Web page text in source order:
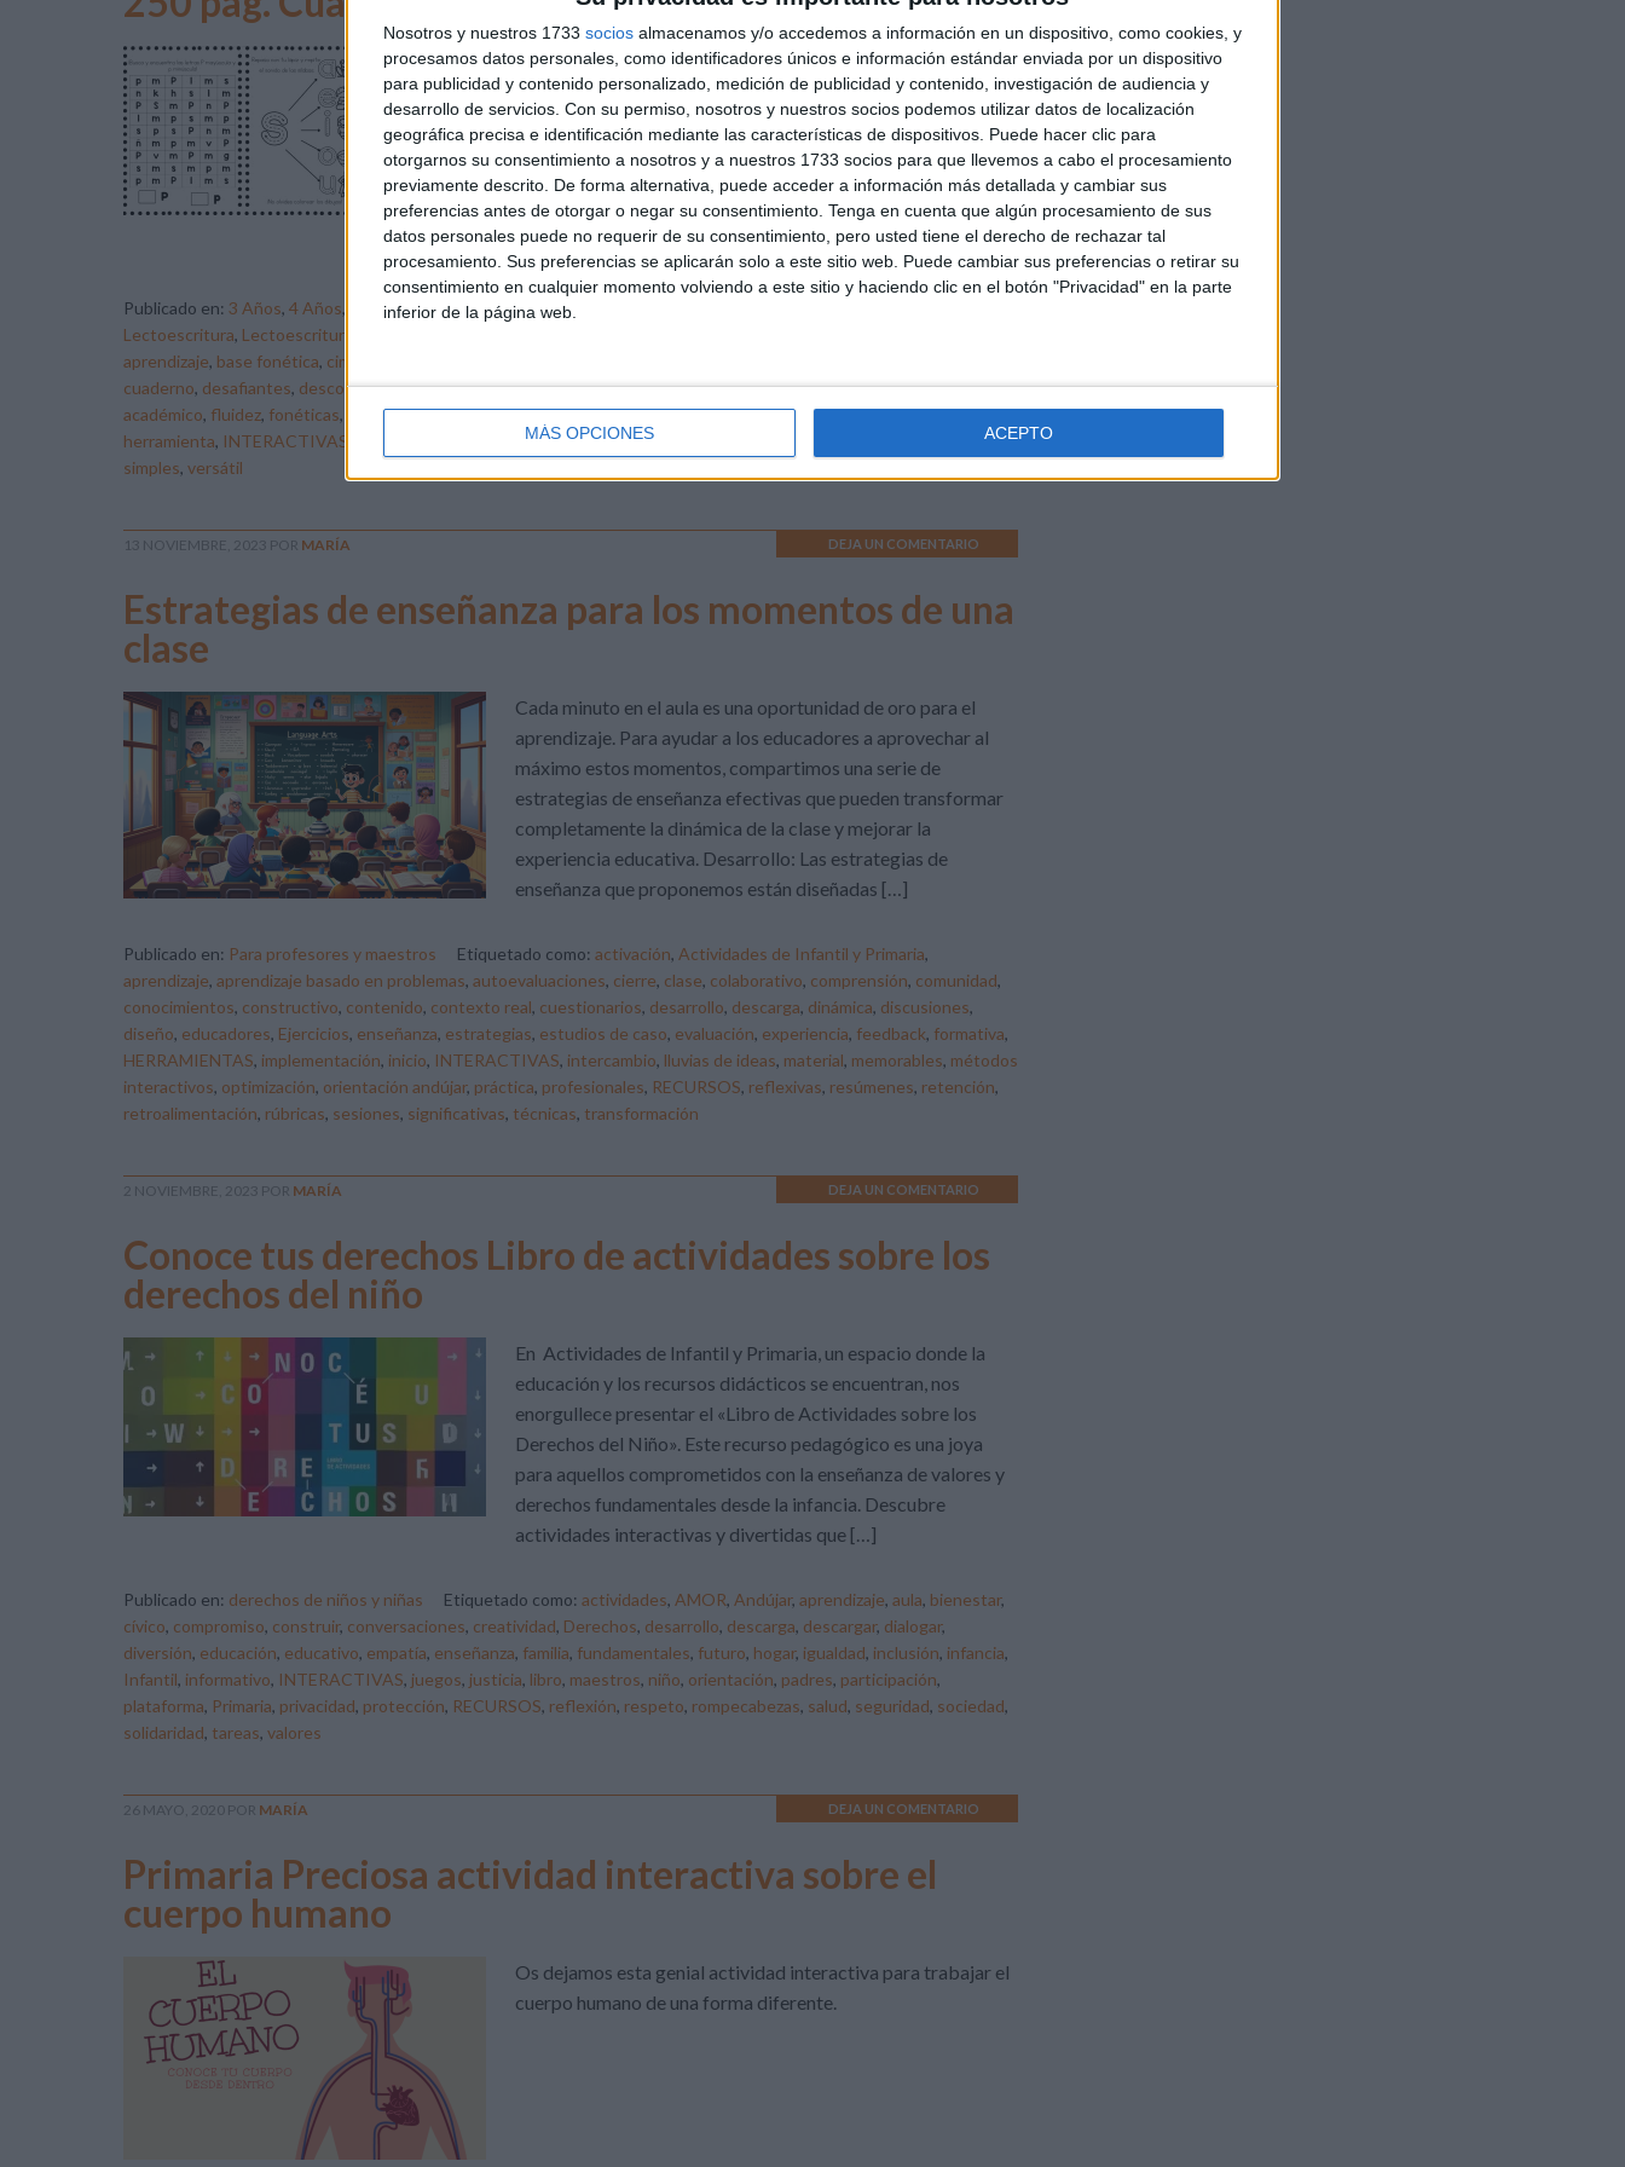
Nosotros y nuestros 1733 socios almacenamos y/o accedemos a información en un dispositivo, como cookies, y
procesamos datos personales, como identificadores únicos e información estándar enviada por un dispositivo
para publicidad y contenido personalizado, medición de publicidad y contenido, investigación de audiencia y
desarrollo de servicios. Con su permiso, nosotros y nuestros socios podemos utilizar datos de localización
geográfica precisa e identificación mediante las características de dispositivos. Puede hacer clic para
otorgarnos su consentimiento a nosotros y a nuestros 1733 socios para que llevemos a cabo el procesamiento
previamente descrito. De forma alternativa, puede acceder a información más detallada y cambiar sus
preferencias antes de otorgar o negar su consentimiento. Tenga en cuenta que algún procesamiento de sus
datos personales puede no requerir de su consentimiento, pero usted tiene el derecho de rechazar tal
procesamiento. Sus preferencias se aplicarán solo a este sitio web. Puede cambiar sus preferencias o retirar su
consentimiento en cualquier momento volviendo a este sitio y haciendo clic en el botón "Privacidad" en la parte
inferior de la página web.
MÁS OPCIONES ACEPTO
En el proceso de aprendizaje de la lectura y escritura, las
sílabas simples son un elemento fundamental. Para apoyar a
los estudiantes en el desarrollo de esta habilidad,
presentamos un cuaderno completo con 250 páginas
dedicadas a trabajar las sílabas simples. Este recurso versátil
y completo brinda múltiples actividades y ejercicios para
fortalecer el reconocimiento […]
Publicado en: 3 Años, 4 Años, 5 Años,Educación Infantil,Grafomotricidad
Lectoescritura, Lectoescritura
aprendizaje, base fonética, cimientos
cuaderno, desafiantes, descomponer,dominio del lenguaje,Ejercicios,enfoque,escritura,estudiantes,éxito
académico, fluidez, fonéticas, fonológicas,formación,fortalecer,futuro,habilidades,habilidades de lenguaje,
herramienta, INTERACTIVAS potenciar, práctica,pronunciación
sílabas
simples, versátil
13 NOVIEMBRE, 2023 POR MARÍA DEJA UN COMENTARIO
Estrategias de enseñanza para los momentos de una
clase
Cada minuto en el aula es una oportunidad de oro para el
aprendizaje. Para ayudar a los educadores a aprovechar al
máximo estos momentos, compartimos una serie de
estrategias de enseñanza efectivas que pueden transformar
completamente la dinámica de la clase y mejorar la
experiencia educativa. Desarrollo: Las estrategias de
enseñanza que proponemos están diseñadas […]
Publicado en: Para profesores y maestros Etiquetado como: activación, Actividades de Infantil y Primaria,
aprendizaje, aprendizaje basado en problemas, autoevaluaciones, cierre, clase, colaborativo, comprensión, comunidad,
conocimientos, constructivo, contenido, contexto real, cuestionarios, desarrollo, descarga, dinámica, discusiones,
diseño, educadores, Ejercicios, enseñanza, estrategias, estudios de caso, evaluación, experiencia, feedback, formativa,
HERRAMIENTAS, implementación, inicio, INTERACTIVAS, intercambio, lluvias de ideas, material, memorables, métodos
interactivos, optimización, orientación andújar, práctica, profesionales, RECURSOS, reflexivas, resúmenes, retención,
retroalimentación, rúbricas, sesiones, significativas, técnicas, transformación
2 NOVIEMBRE, 2023 POR MARÍA DEJA UN COMENTARIO
Conoce tus derechos Libro de actividades sobre los
derechos del niño
En Actividades de Infantil y Primaria, un espacio donde la
educación y los recursos didácticos se encuentran, nos
enorgullece presentar el «Libro de Actividades sobre los
Derechos del Niño». Este recurso pedagógico es una joya
para aquellos comprometidos con la enseñanza de valores y
derechos fundamentales desde la infancia. Descubre
actividades interactivas y divertidas que […]
Publicado en: derechos de niños y niñas Etiquetado como: actividades, AMOR, Andújar, aprendizaje, aula, bienestar,
cívico, compromiso, construir, conversaciones, creatividad, Derechos, desarrollo, descarga, descargar, dialogar,
diversión, educación, educativo, empatía, enseñanza, familia, fundamentales, futuro, hogar, igualdad, inclusión, infancia,
Infantil, informativo, INTERACTIVAS, juegos, justicia, libro, maestros, niño, orientación, padres, participación,
plataforma, Primaria, privacidad, protección, RECURSOS, reflexión, respeto, rompecabezas, salud, seguridad, sociedad,
solidaridad, tareas, valores
26 MAYO, 2020 POR MARÍA DEJA UN COMENTARIO
Primaria Preciosa actividad interactiva sobre el
cuerpo humano
Os dejamos esta genial actividad interactiva para trabajar el
cuerpo humano de una forma diferente.